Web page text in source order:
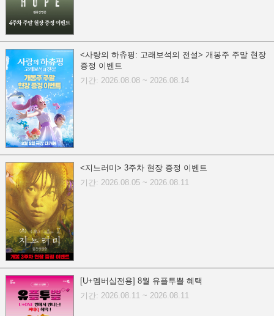
<사랑의 하츄핑: 고래보석의 전설> 개봉주 주말 현장
증정 이벤트
기간: 2026.08.08 ~ 2026.08.14
<지느러미> 3주차 현장 증정 이벤트
기간: 2026.08.05 ~ 2026.08.11
[U+멤버십전용] 8월 유플투쁠 혜택
기간: 2026.08.11 ~ 2026.08.11